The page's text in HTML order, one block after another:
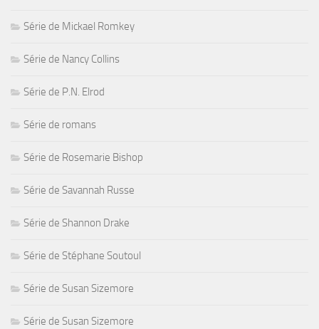
Série de Mickael Romkey
Série de Nancy Collins
Série de P.N. Elrod
Série de romans
Série de Rosemarie Bishop
Série de Savannah Russe
Série de Shannon Drake
Série de Stéphane Soutoul
Série de Susan Sizemore
Série de Susan Sizemore